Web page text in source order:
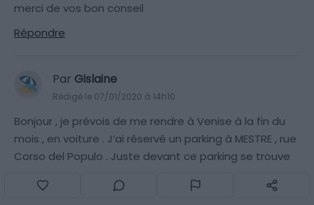
merci de vos bon conseil
Répondre
Par Gislaine
Rédigé le 07/01/2020 à 14h10
Bonjour , je prévois de me rendre à Venise à la fin du
mois , en voiture . J’ai réservé un parking à MESTRE , rue
Corso del Populo . Juste devant ce parking se trouve
Venise en 10 mn .